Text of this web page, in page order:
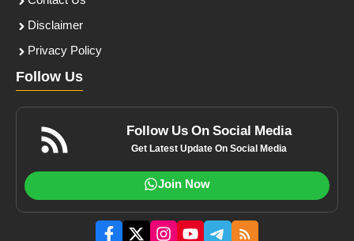
Disclaimer
Privacy Policy
Follow Us
Follow Us On Social Media
Get Latest Update On Social Media
Join Now